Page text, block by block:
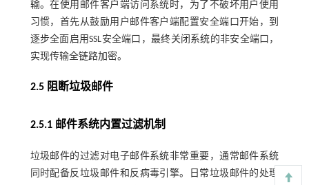
输。在使用邮件客户端访问系统时，为了不破坏用户使用
习惯，首先从鼓励用户邮件客户端配置安全端口开始，到
逐步全面启用SSL安全端口，最终关闭系统的非安全端口，
实现传输全链路加密。
2.5 阻断垃圾邮件
2.5.1 邮件系统内置过滤机制
垃圾邮件的过滤对电子邮件系统非常重要，通常邮件系统
同时配备反垃圾邮件和反病毒引擎。日常垃圾邮件的处理